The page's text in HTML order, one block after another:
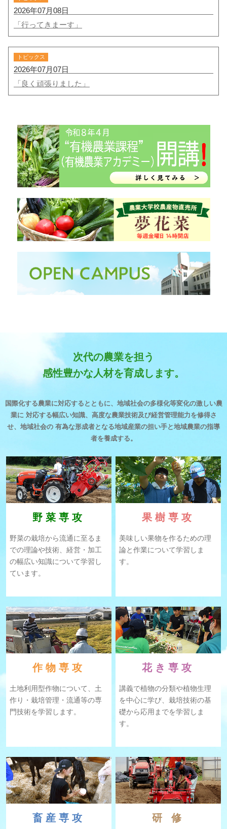
2026年07月08日
「行ってきまーす」
トピックス
2026年07月07日
「良く頑張りました」
次代の農業を担う
感性豊かな⼈材を育成します。
国際化する農業に対応するとともに、地域社会の多様化等変化の激しい農
業に 対応する幅広い知識、⾼度な農業技術及び経営管理能⼒を修得さ
せ、地域社会の 有為な形成者となる地域産業の担い⼿と地域農業の指導
者を養成する。
野菜専攻
野菜の栽培から流通に⾄るま
での理論や技術、経営・加⼯
の幅広い知識について学習し
ています。
果樹専攻
美味しい果物を作るための理
論と作業について学習しま
す。
作物専攻
⼟地利⽤型作物について、⼟
作り・栽培管理・流通等の専
⾨技術を学習します。
花き専攻
講義で植物の分類や植物⽣理
を中⼼に学び、栽培技術の基
礎から応⽤までを学習しま
す。
畜産専攻 研 修